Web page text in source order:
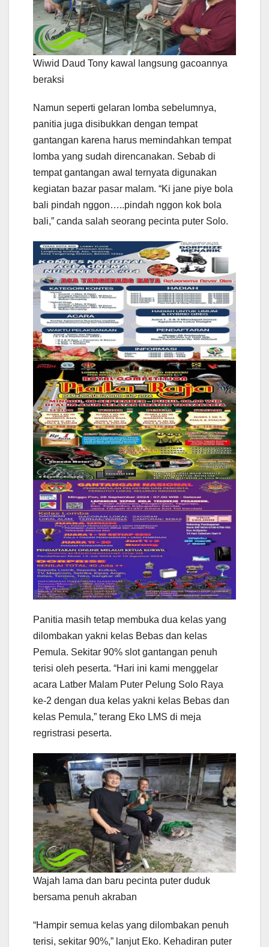
Wiwid Daud Tony kawal langsung gacoannya
beraksi
Namun seperti gelaran lomba sebelumnya,
panitia juga disibukkan dengan tempat
gantangan karena harus memindahkan tempat
lomba yang sudah direncanakan. Sebab di
tempat gantangan awal ternyata digunakan
kegiatan bazar pasar malam. “Ki jane piye bola
bali pindah nggon…..pindah nggon kok bola
bali,” canda salah seorang pecinta puter Solo.
Panitia masih tetap membuka dua kelas yang
dilombakan yakni kelas Bebas dan kelas
Pemula. Sekitar 90% slot gantangan penuh
terisi oleh peserta. “Hari ini kami menggelar
acara Latber Malam Puter Pelung Solo Raya
ke-2 dengan dua kelas yakni kelas Bebas dan
kelas Pemula,” terang Eko LMS di meja
regristrasi peserta.
Wajah lama dan baru pecinta puter duduk
bersama penuh akraban
“Hampir semua kelas yang dilombakan penuh
terisi, sekitar 90%,” lanjut Eko. Kehadiran puter